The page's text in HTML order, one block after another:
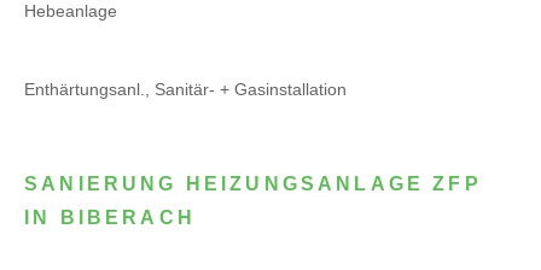
Hebeanlage
Enthärtungsanl., Sanitär- + Gasinstallation
SANIERUNG HEIZUNGSANLAGE ZFP
IN BIBERACH